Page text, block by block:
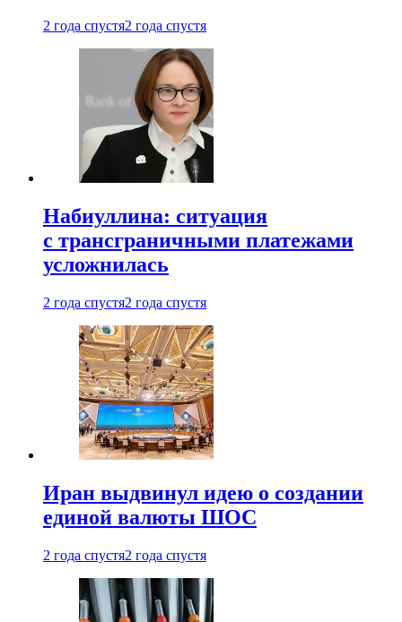
2 года спустя2 года спустя
Набиуллина: ситуация
с трансграничными платежами
усложнилась
2 года спустя2 года спустя
Иран выдвинул идею о создании
единой валюты ШОС
2 года спустя2 года спустя